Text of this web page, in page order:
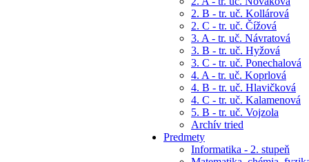
2. B - tr. uč. Kollárová
2. C - tr. uč. Čížová
3. A - tr. uč. Návratová
3. B - tr. uč. Hyžová
3. C - tr. uč. Ponechalová
4. A - tr. uč. Koprlová
4. B - tr. uč. Hlavičková
4. C - tr. uč. Kalamenová
5. B - tr. uč. Vojzola
Archív tried
Predmety
Informatika - 2. stupeň